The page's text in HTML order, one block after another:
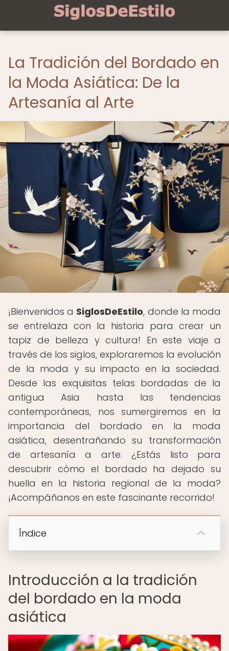
La Tradición del Bordado en
la Moda Asiática: De la
Artesanía al Arte
¡Bienvenidos a SiglosDeEstilo, donde la moda
se entrelaza con la historia para crear un
tapiz de belleza y cultura! En este viaje a
través de los siglos, exploraremos la evolución
de la moda y su impacto en la sociedad.
Desde las exquisitas telas bordadas de la
antigua Asia hasta las tendencias
contemporáneas, nos sumergiremos en la
importancia del bordado en la moda
asiática, desentrañando su transformación
de artesanía a arte. ¿Estás listo para
descubrir cómo el bordado ha dejado su
huella en la historia regional de la moda?
¡Acompáñanos en este fascinante recorrido!
Índice
Introducción a la tradición
del bordado en la moda
asiática